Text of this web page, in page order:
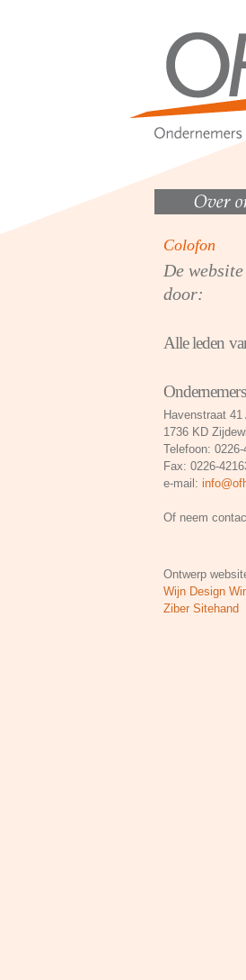
Colofon
De
door:
Alle leden
Havenstraat 41
1736 KD
Telefoon: 0226-
Fax: 0226-
e-mail:
Of neem
Ontwerp
Wijn Design
Ziber Sitehand